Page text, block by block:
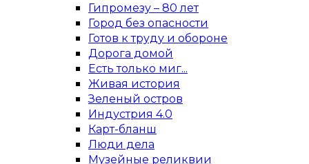
Гипромезу – 80 лет
Город без опасности
Готов к труду и обороне
Дорога домой
Есть только миг...
Живая история
Зеленый остров
Индустрия 4.0
Карт-бланш
Люди дела
Музейные реликвии